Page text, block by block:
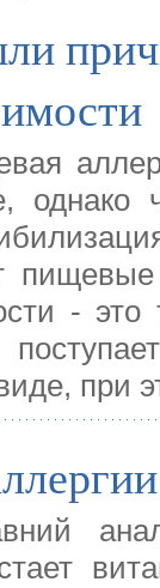
однако
-
при